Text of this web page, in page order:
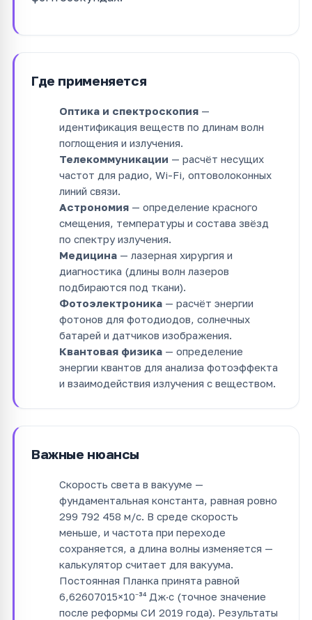
Где применяется
Оптика и спектроскопия —
идентификация веществ по длинам волн
поглощения и излучения.
Телекоммуникации — расчёт несущих
частот для радио, Wi-Fi, оптоволоконных
линий связи.
Астрономия — определение красного
смещения, температуры и состава звёзд
по спектру излучения.
Медицина — лазерная хирургия и
диагностика (длины волн лазеров
подбираются под ткани).
Фотоэлектроника — расчёт энергии
фотонов для фотодиодов, солнечных
батарей и датчиков изображения.
Квантовая физика — определение
энергии квантов для анализа фотоэффекта
и взаимодействия излучения с веществом.
Важные нюансы
Скорость света в вакууме —
фундаментальная константа, равная ровно
299 792 458 м/с. В среде скорость
меньше, и частота при переходе
сохраняется, а длина волны изменяется —
калькулятор считает для вакуума.
Постоянная Планка принята равной
6,62607015×10⁻³⁴ Дж·с (точное значение
после реформы СИ 2019 года). Результаты